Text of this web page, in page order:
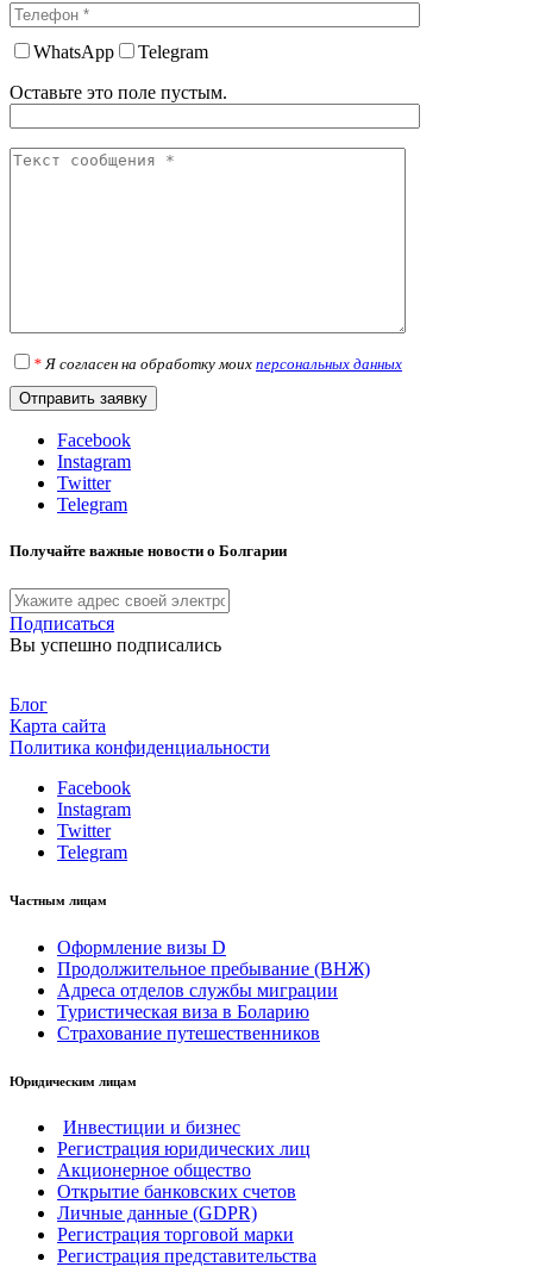
WhatsApp
Telegram
Оставьте это поле пустым.
*Я согласен на обработку моих персональных данных
Facebook
Instagram
Twitter
Telegram
Получайте важные новости о Болгарии
Подписаться
Вы успешно подписались
Блог
Карта сайта
Политика конфиденциальности
Facebook
Instagram
Twitter
Telegram
Частным лицам
Оформление визы D
Продолжительное пребывание (ВНЖ)
Адреса отделов службы миграции
Туристическая виза в Боларию
Страхование путешественников
Юридическим лицам
Инвестиции и бизнес
Регистрация юридических лиц
Акционерное общество
Открытие банковских счетов
Личные данные (GDPR)
Регистрация торговой марки
Регистрация представительства